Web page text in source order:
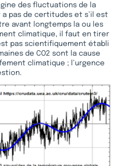
des fluctuations de la
a pas de certitudes et s’il est
avant longtemps la ou les
climatique, il faut en tirer
pas scientifiquement établi
de CO2 sont la cause
climatique ; l’urgence